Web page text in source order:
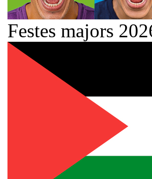
Festes majors